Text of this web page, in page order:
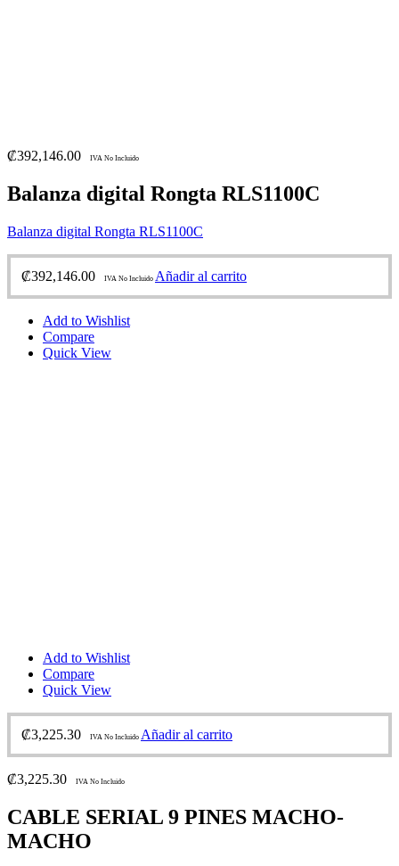
₡392,146.00 IVA No Incluido
Balanza digital Rongta RLS1100C
Balanza digital Rongta RLS1100C
₡392,146.00 IVA No Incluido Añadir al carrito
Add to Wishlist
Compare
Quick View
Add to Wishlist
Compare
Quick View
₡3,225.30 IVA No Incluido Añadir al carrito
₡3,225.30 IVA No Incluido
CABLE SERIAL 9 PINES MACHO-
MACHO